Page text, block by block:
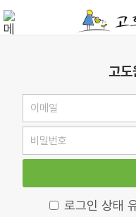
고도
로그인 상태